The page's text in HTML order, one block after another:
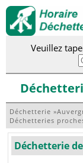
Veuillez
Déchetterie »
Déchetteries
Déchetterie